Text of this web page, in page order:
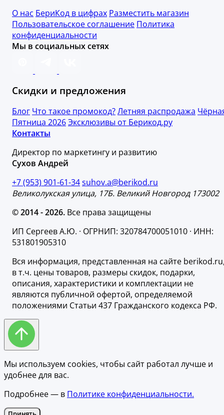
О нас БериКод в цифрах Разместить магазин
Пользовательское соглашение Политика
конфиденциальности
Мы в социальных сетях
Скидки и предложения
Блог Что такое промокод?Летняя распродажа
Пятница 2026Эксклюзивы от Берикод.ру
Контакты
Директор по маркетингу и развитию
Сухов Андрей
+7 (953) 901-61-34suhov.a@berikod.ru
Великолукская улица, 17Б. Великий Новгород 173002
© 2014 - 2026. Все права защищены
ИП Сергеев А.Ю. · ОГРНИП: 320784700051010 · ИНН:
531801905310
Вся информация, представленная на сайте
в т.ч. цены товаров, размеры скидок, подарки,
описания, характеристики и комплектации не
являются публичной офертой, определяемой
положениями Статьи 437 Гражданского кодекса РФ.
Мы используем cookies, чтобы сайт работал лучше и
удобнее для вас.
Подробнее — в Политике конфиденциальности.